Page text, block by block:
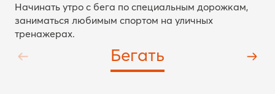
Начинать утро с бега по специальным дорожкам,
заниматься любимым спортом на уличных
тренажерах.
Бегать